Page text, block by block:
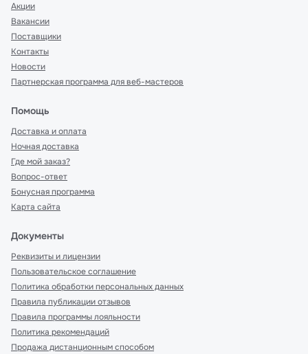
Акции
Вакансии
Поставщики
Контакты
Новости
Партнерская программа для веб-мастеров
Помощь
Доставка и оплата
Ночная доставка
Где мой заказ?
Вопрос-ответ
Бонусная программа
Карта сайта
Документы
Реквизиты и лицензии
Пользовательское соглашение
Политика обработки персональных данных
Правила публикации отзывов
Правила программы лояльности
Политика рекомендаций
Продажа дистанционным способом